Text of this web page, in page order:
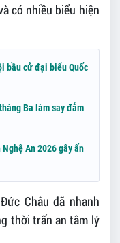
có nhiều biểu hiện
bầu cử đại biểu Quốc
Ba làm say đắm
An 2026 gây ấn
Châu đã nhanh
thời trấn an tâm lý